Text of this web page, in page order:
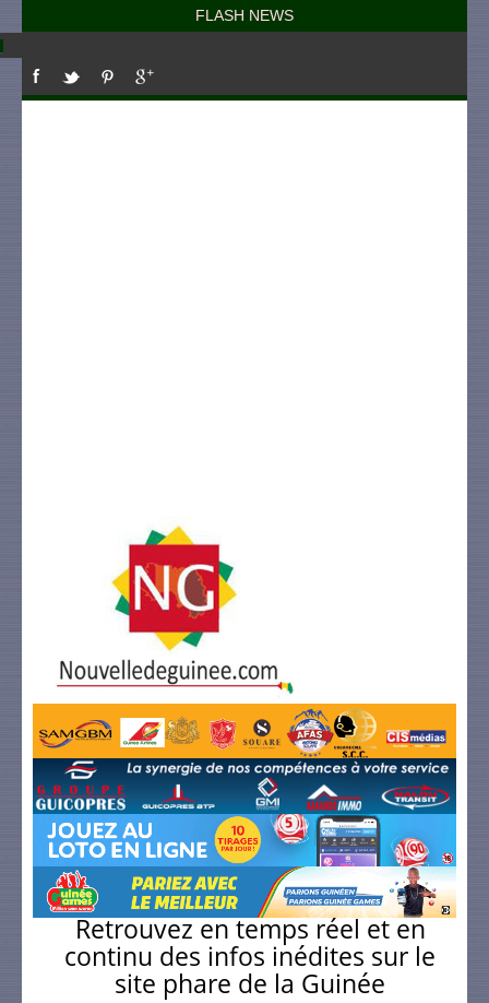
FLASH NEWS
Retrouvez en temps réel et en
continu des infos inédites sur le
site phare de la Guinée